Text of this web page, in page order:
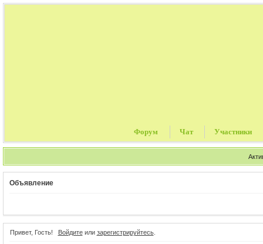
Форум Чат Участники
Объявление
Привет, Гость! Войдитеили зарегистрируйтесь.